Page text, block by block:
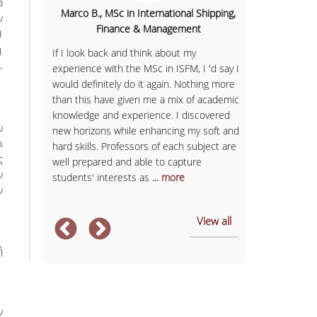
more
to
Marco B., MSc in International Shipping,
Finance & Management
If I look back and think about my
experience with the MSc in ISFM, I 'd say I
would definitely do it again. Nothing more
than this have given me a mix of academic
knowledge and experience. I discovered
new horizons while enhancing my soft and
hard skills. Professors of each subject are
well prepared and able to capture
students' interests as ... more
View all